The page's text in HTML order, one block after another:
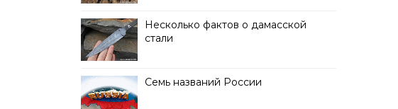
Несколько фактов о дамасской
стали
Семь названий России